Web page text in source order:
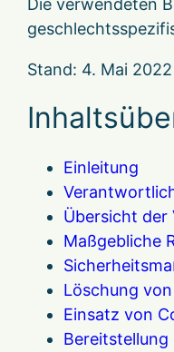
Die verwendeten
Stand: 4. Mai 2022
Einleitung
Übersicht der
Maßgebliche
Löschung
Einsatz von
Bereitstellung